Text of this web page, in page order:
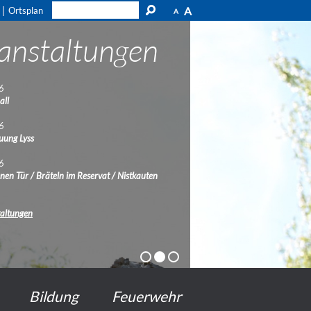
A A
Ortsplan
Lyss
Tür / Bräteln im Reservat / Nistkauten
Bildung Feuerwehr